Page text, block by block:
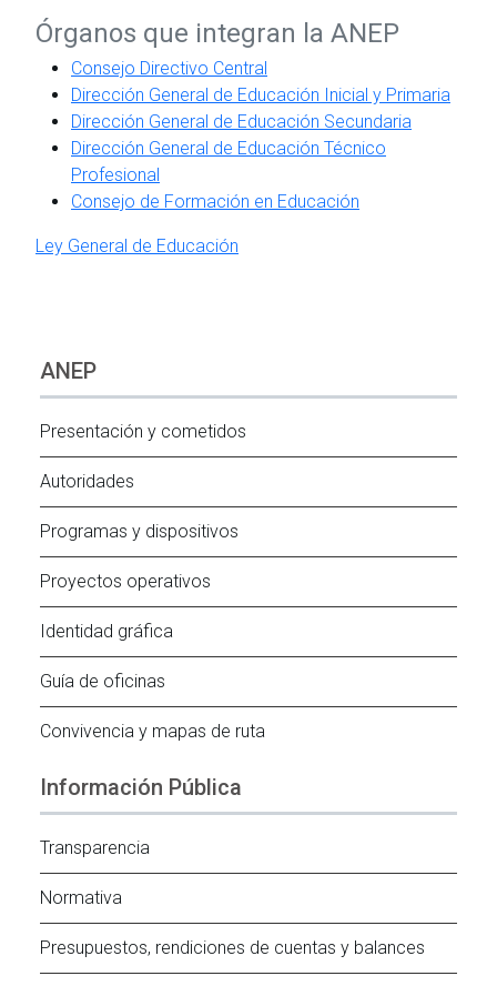
Órganos que integran la ANEP
Consejo Directivo Central
Dirección General de Educación Inicial y Primaria
Dirección General de Educación Secundaria
Dirección General de Educación Técnico
Profesional
Consejo de Formación en Educación
Ley General de Educación
ANEP
Presentación y cometidos
Autoridades
Programas y dispositivos
Proyectos operativos
Identidad gráfica
Guía de oficinas
Convivencia y mapas de ruta
Información Pública
Transparencia
Normativa
Presupuestos, rendiciones de cuentas y balances